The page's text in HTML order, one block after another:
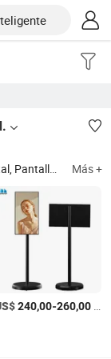
Televisor Portátil, Pantalla LED, Pantalla LED a Todo Color, Tablero LED, LED A Más +
240,00-260,00